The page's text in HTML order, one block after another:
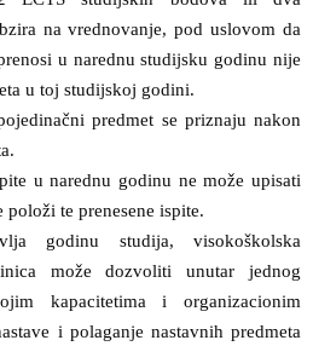
na vrednovanje, pod uslovom da
u narednu studijsku godinu nije
u toj studijskoj godini.
predmet se priznaju nakon
u narednu godinu ne može upisati
te prenesene ispite.
godinu studija, visokoškolska
može dozvoliti unutar jednog
kapacitetima i organizacionim
i polaganje nastavnih predmeta